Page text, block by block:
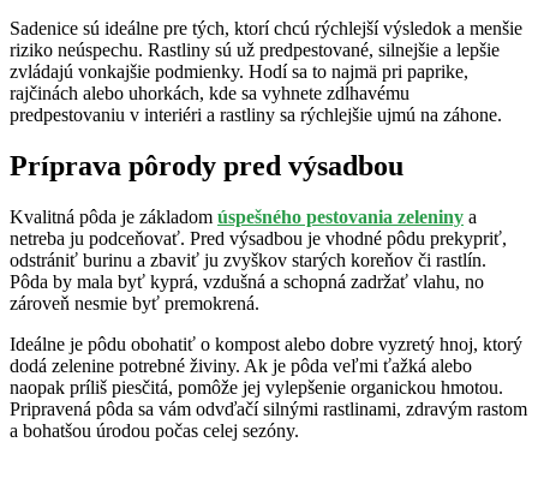
Sadenice sú ideálne pre tých, ktorí chcú rýchlejší výsledok a menšie
riziko neúspechu. Rastliny sú už predpestované, silnejšie a lepšie
zvládajú vonkajšie podmienky. Hodí sa to najmä pri paprike,
rajčinách alebo uhorkách, kde sa vyhnete zdĺhavému
predpestovaniu v interiéri a rastliny sa rýchlejšie ujmú na záhone.
Príprava pôrody pred výsadbou
Kvalitná pôda je základom úspešného pestovania zeleniny a
netreba ju podceňovať. Pred výsadbou je vhodné pôdu prekypriť,
odstrániť burinu a zbaviť ju zvyškov starých koreňov či rastlín.
Pôda by mala byť kyprá, vzdušná a schopná zadržať vlahu, no
zároveň nesmie byť premokrená.
Ideálne je pôdu obohatiť o kompost alebo dobre vyzretý hnoj, ktorý
dodá zelenine potrebné živiny. Ak je pôda veľmi ťažká alebo
naopak príliš piesčitá, pomôže jej vylepšenie organickou hmotou.
Pripravená pôda sa vám odvďačí silnými rastlinami, zdravým rastom
a bohatšou úrodou počas celej sezóny.